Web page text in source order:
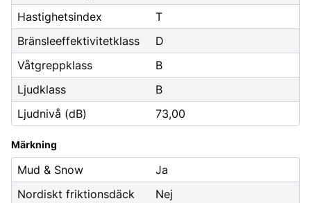
Hastighetsindex
T
Bränsleeffektivitetklass
D
Våtgreppklass
B
Ljudklass
B
Ljudnivå (dB)
73,00
Märkning
Mud & Snow
Ja
Nordiskt friktionsdäck
Nej